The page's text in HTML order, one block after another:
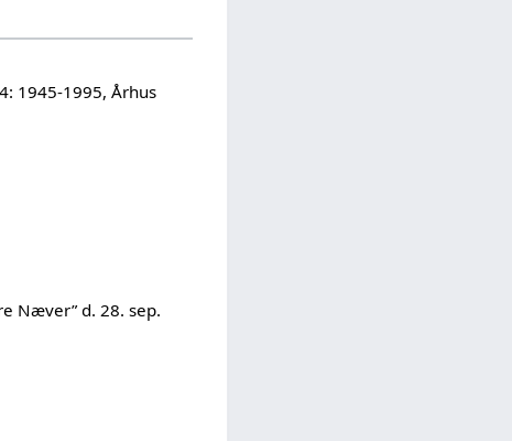
1945-1995, Århus
Næver” d. 28. sep.